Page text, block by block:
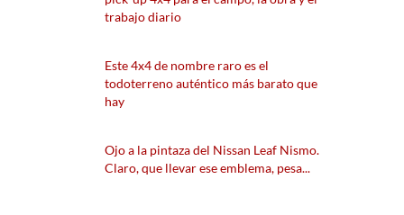
trabajo diario
Este 4x4 de nombre raro es el
todoterreno auténtico más barato que
hay
Ojo a la pintaza del Nissan Leaf Nismo.
Claro, que llevar ese emblema, pesa...